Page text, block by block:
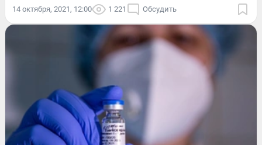
14 октября, 2021, 12:00 1 221 Обсудить